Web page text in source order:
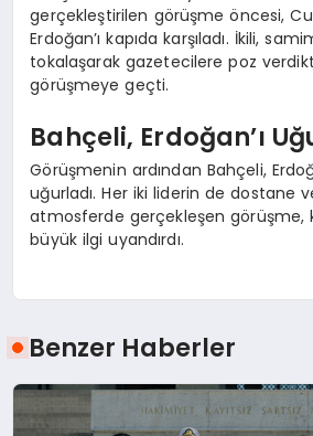
gerçekleştirilen görüşme öncesi,
Erdoğan’ı kapıda karşıladı. İkili,
tokalaşarak gazetecilere poz
görüşmeye geçti.
Bahçeli, Erdoğan’ı
Görüşmenin ardından Bahçeli,
uğurladı. Her iki liderin de dostane
atmosferde gerçekleşen görüşme,
büyük ilgi uyandırdı.
Benzer Haberler